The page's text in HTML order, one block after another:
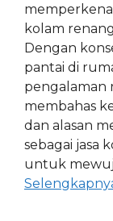
kolam
Dengan
pantai di
pengalaman
membahas
dan alasan
sebagai jasa
untuk